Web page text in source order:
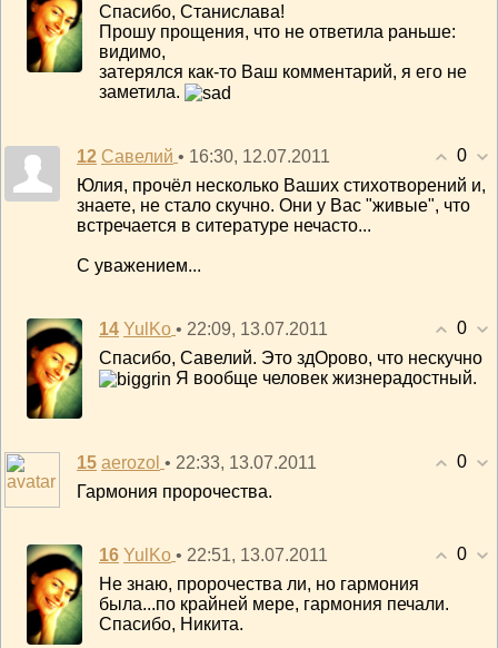
Спасибо, Станислава!
Прошу прощения, что не ответила раньше:
видимо,
затерялся как-то Ваш комментарий, я его не
заметила.
0
12 Савелий • 16:30, 12.07.2011
Юлия, прочёл несколько Ваших стихотворений и,
знаете, не стало скучно. Они у Вас "живые", что
встречается в ситературе нечасто...
С уважением...
0
14 YulKo • 22:09, 13.07.2011
Спасибо, Савелий. Это здОрово, что нескучно
Я вообще человек жизнерадостный.
0
15 aerozol • 22:33, 13.07.2011
Гармония пророчества.
0
16 YulKo • 22:51, 13.07.2011
Не знаю, пророчества ли, но гармония
была...по крайней мере, гармония печали.
Спасибо, Никита.